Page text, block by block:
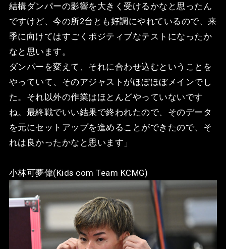
結構ダンパーの影響を大きく受けるかなと思ったん
ですけど、今の所2台とも好調にやれているので、来
季に向けてはすごくポジティブなテストになったか
なと思います。
ダンパーを変えて、それに合わせ込むということを
やっていて、そのアジャストがほぼほぼメインでし
た。それ以外の作業はほとんどやっていないです
ね。最終戦でいい結果で終われたので、そのデータ
を元にセットアップを進めることができたので、そ
れは良かったかなと思います」
小林可夢偉(Kids com Team KCMG)